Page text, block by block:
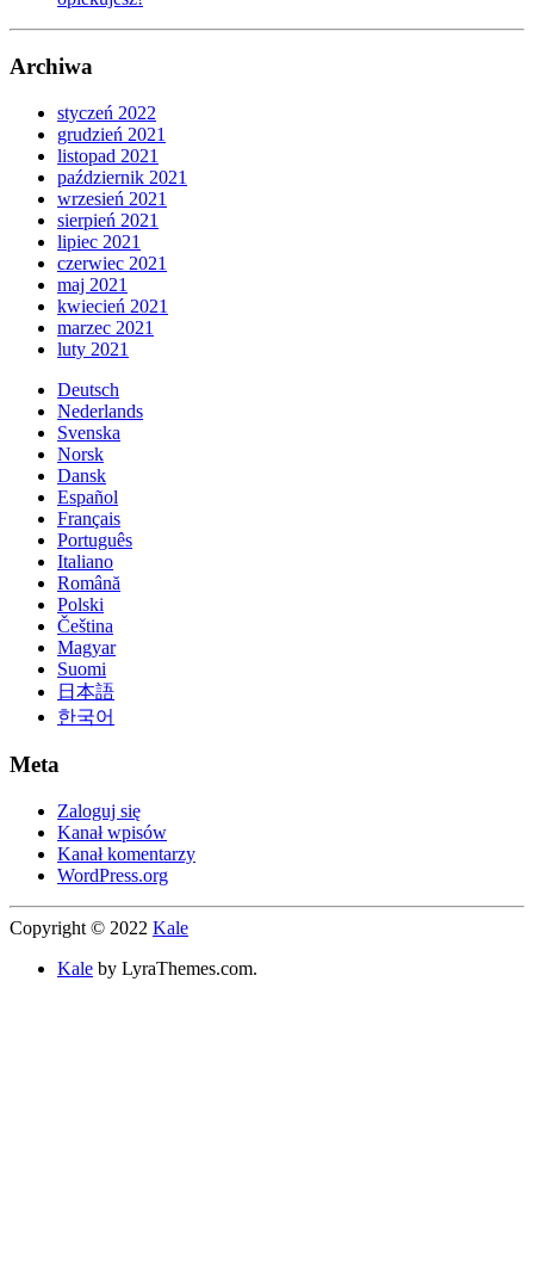
Archiwa
styczeń 2022
grudzień 2021
listopad 2021
październik 2021
wrzesień 2021
sierpień 2021
lipiec 2021
czerwiec 2021
maj 2021
kwiecień 2021
marzec 2021
luty 2021
Deutsch
Nederlands
Svenska
Norsk
Dansk
Español
Français
Português
Italiano
Română
Polski
Čeština
Magyar
Suomi
日本語
한국어
Meta
Zaloguj się
Kanał wpisów
Kanał komentarzy
WordPress.org
Copyright © 2022 Kale
Kale by LyraThemes.com.